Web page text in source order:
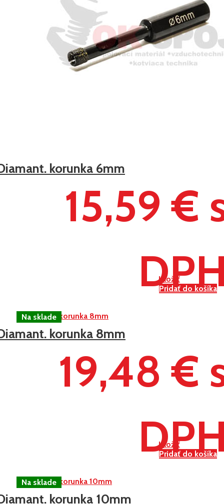
Uložiť
Pridať do košíka
korunka 6mm
15,59 €
Uložiť
Pridať do košíka
korunka 8mm
19,48 €
korunka 10mm